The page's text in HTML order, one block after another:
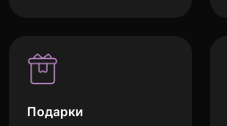
Подарки